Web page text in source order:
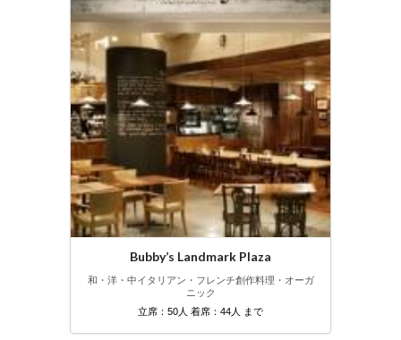
Bubby’s Landmark Plaza
和・洋・中イタリアン・フレンチ創作料理・オーガ
ニック
立席：50人 着席：44人 まで